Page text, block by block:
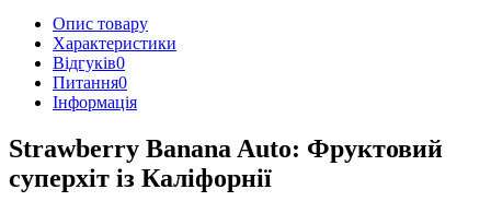
Опис товару
Характеристики
Відгуків0
Питання0
Iнформація
Strawberry Banana Auto: Фруктовий
суперхіт із Каліфорнії